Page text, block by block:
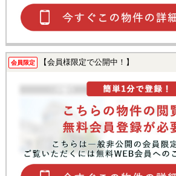
会員限定 【会員様限定で公開中！】